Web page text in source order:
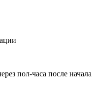
пол-часа после начала